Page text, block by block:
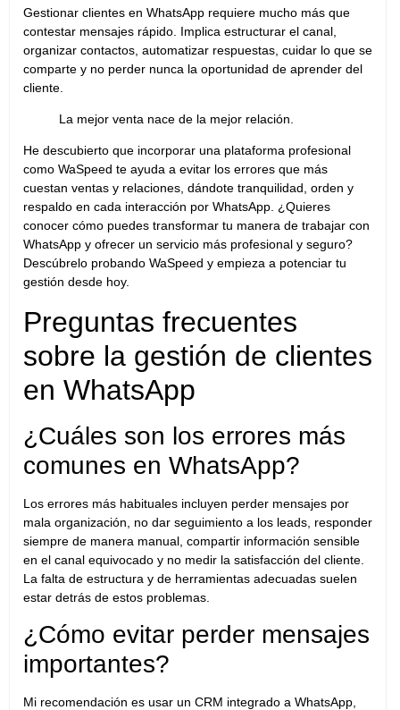
Gestionar clientes en WhatsApp requiere mucho más que
contestar mensajes rápido. Implica estructurar el canal,
organizar contactos, automatizar respuestas, cuidar lo que se
comparte y no perder nunca la oportunidad de aprender del
cliente.
La mejor venta nace de la mejor relación.
He descubierto que incorporar una plataforma profesional
como WaSpeed te ayuda a evitar los errores que más
cuestan ventas y relaciones, dándote tranquilidad, orden y
respaldo en cada interacción por WhatsApp. ¿Quieres
conocer cómo puedes transformar tu manera de trabajar con
WhatsApp y ofrecer un servicio más profesional y seguro?
Descúbrelo probando WaSpeed y empieza a potenciar tu
gestión desde hoy.
Preguntas frecuentes
sobre la gestión de clientes
en WhatsApp
¿Cuáles son los errores más
comunes en WhatsApp?
Los errores más habituales incluyen perder mensajes por
mala organización, no dar seguimiento a los leads, responder
siempre de manera manual, compartir información sensible
en el canal equivocado y no medir la satisfacción del cliente.
La falta de estructura y de herramientas adecuadas suelen
estar detrás de estos problemas.
¿Cómo evitar perder mensajes
importantes?
Mi recomendación es usar un CRM integrado a WhatsApp,